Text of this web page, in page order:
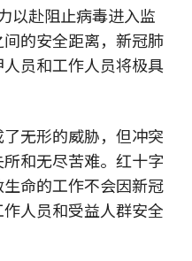
以赴阻止病毒进入监
的安全距离，新冠肺
员和工作人员将极具
无形的威胁，但冲突
和无尽苦难。红十字
命的工作不会因新冠
人员和受益人群安全